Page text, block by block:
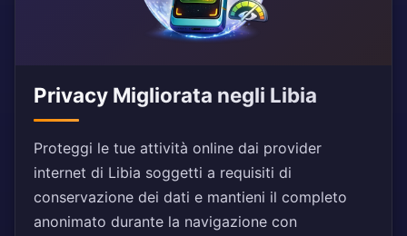
Privacy Migliorata negli Libia
Proteggi le tue attività online dai provider
internet di Libia soggetti a requisiti di
conservazione dei dati e mantieni il completo
anonimato durante la navigazione con